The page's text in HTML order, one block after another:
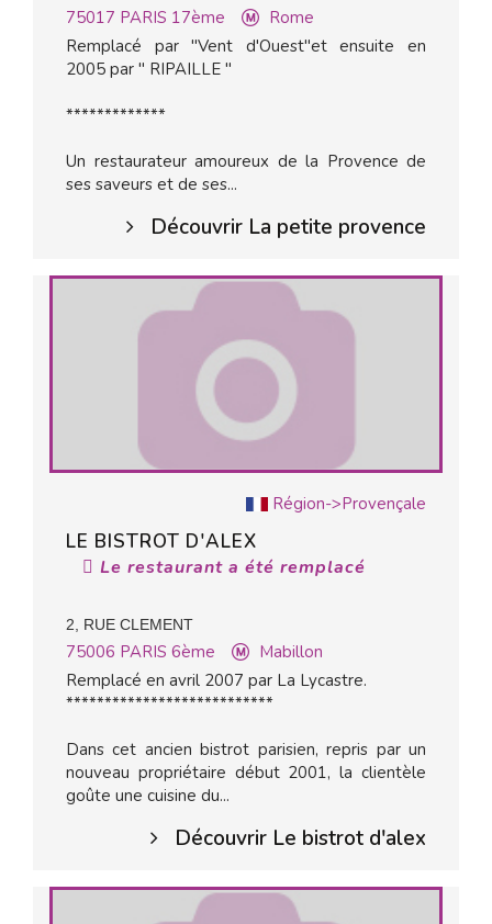
75017 PARIS 17ème
Rome
Remplacé par "Vent d'Ouest"et ensuite en
2005 par " RIPAILLE "
*************
Un restaurateur amoureux de la Provence de
ses saveurs et de ses...
Découvrir La petite provence
Région->Provençale
LE BISTROT D'ALEX
Le restaurant a été remplacé
2, RUE CLEMENT
75006 PARIS 6ème
Mabillon
Remplacé en avril 2007 par La Lycastre.
***************************
Dans cet ancien bistrot parisien, repris par un
nouveau propriétaire début 2001, la clientèle
goûte une cuisine du...
Découvrir Le bistrot d'alex